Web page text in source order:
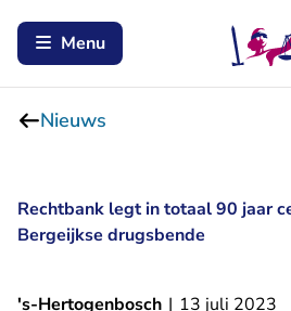
Menu
Nieuws
Rechtbank legt in totaal 90 jaar
Bergeijkse drugsbende
's-Hertogenbosch | 13 juli 2023